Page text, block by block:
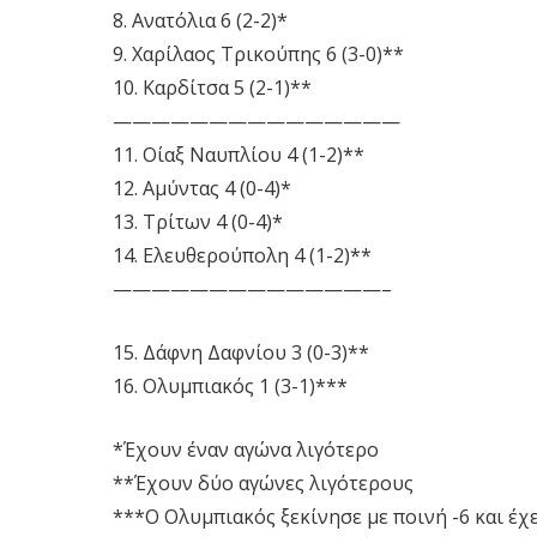
8. Ανατόλια 6 (2-2)*
9. Χαρίλαος Τρικούπης 6 (3-0)**
10. Καρδίτσα 5 (2-1)**
———————————————
11. Οίαξ Ναυπλίου 4 (1-2)**
12. Αμύντας 4 (0-4)*
13. Τρίτων 4 (0-4)*
14. Ελευθερούπολη 4 (1-2)**
——————————————–
15. Δάφνη Δαφνίου 3 (0-3)**
16. Ολυμπιακός 1 (3-1)***
*Έχουν έναν αγώνα λιγότερο
**Έχουν δύο αγώνες λιγότερους
***Ο Ολυμπιακός ξεκίνησε με ποινή -6 και